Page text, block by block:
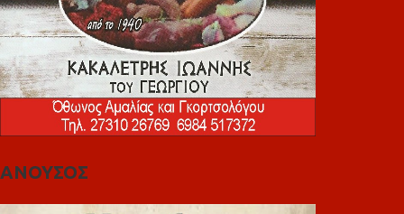
ΑΝΟΥΣΟΣ